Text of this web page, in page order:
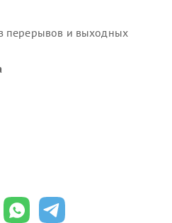
перерывов и выходных